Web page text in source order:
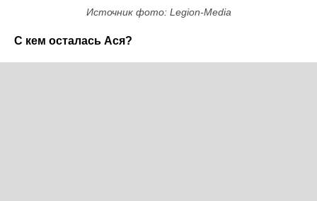
Источник фото: Legion-Media
С кем осталась Ася?